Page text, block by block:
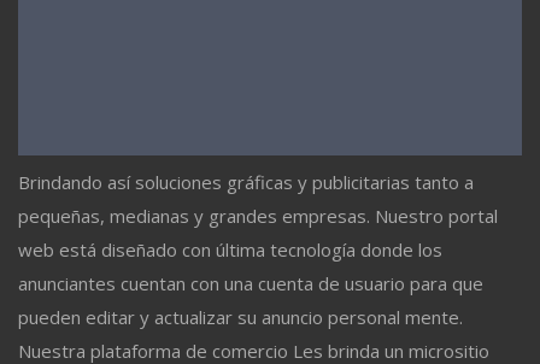
Brindando así soluciones gráficas y publicitarias tanto a
pequeñas, medianas y grandes empresas. Nuestro portal
web está diseñado con última tecnología donde los
anunciantes cuentan con una cuenta de usuario para que
pueden editar y actualizar su anuncio personal mente.
Nuestra plataforma de comercio Les brinda un micrositio